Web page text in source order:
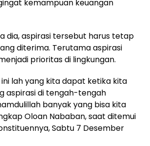
kemampuan keuangan
dia, aspirasi tersebut harus tetap
diterima. Terutama aspirasi
prioritas di lingkungan.
lah yang kita dapat ketika kita
aspirasi di tengah-tengah
banyak yang bisa kita
Oloan Nababan, saat ditemui
Sabtu 7 Desember